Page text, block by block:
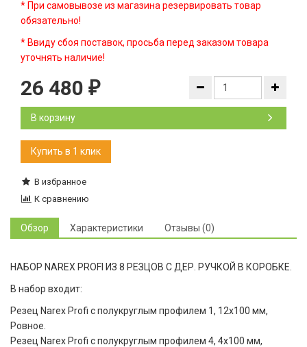
* При самовывозе из магазина резервировать товар
обязательно!
* Ввиду сбоя поставок, просьба перед заказом товара
уточнять наличие!
26 480 ₽
В корзину
В избранное
К сравнению
Обзор Характеристики Отзывы (0)
НАБОР NAREX PROFI ИЗ 8 РЕЗЦОВ С ДЕР. РУЧКОЙ В КОРОБКЕ.
В набор входит:
Резец Narex Profi с полукруглым профилем 1, 12х100 мм,
Ровное.
Резец Narex Profi с полукруглым профилем 4, 4х100 мм,